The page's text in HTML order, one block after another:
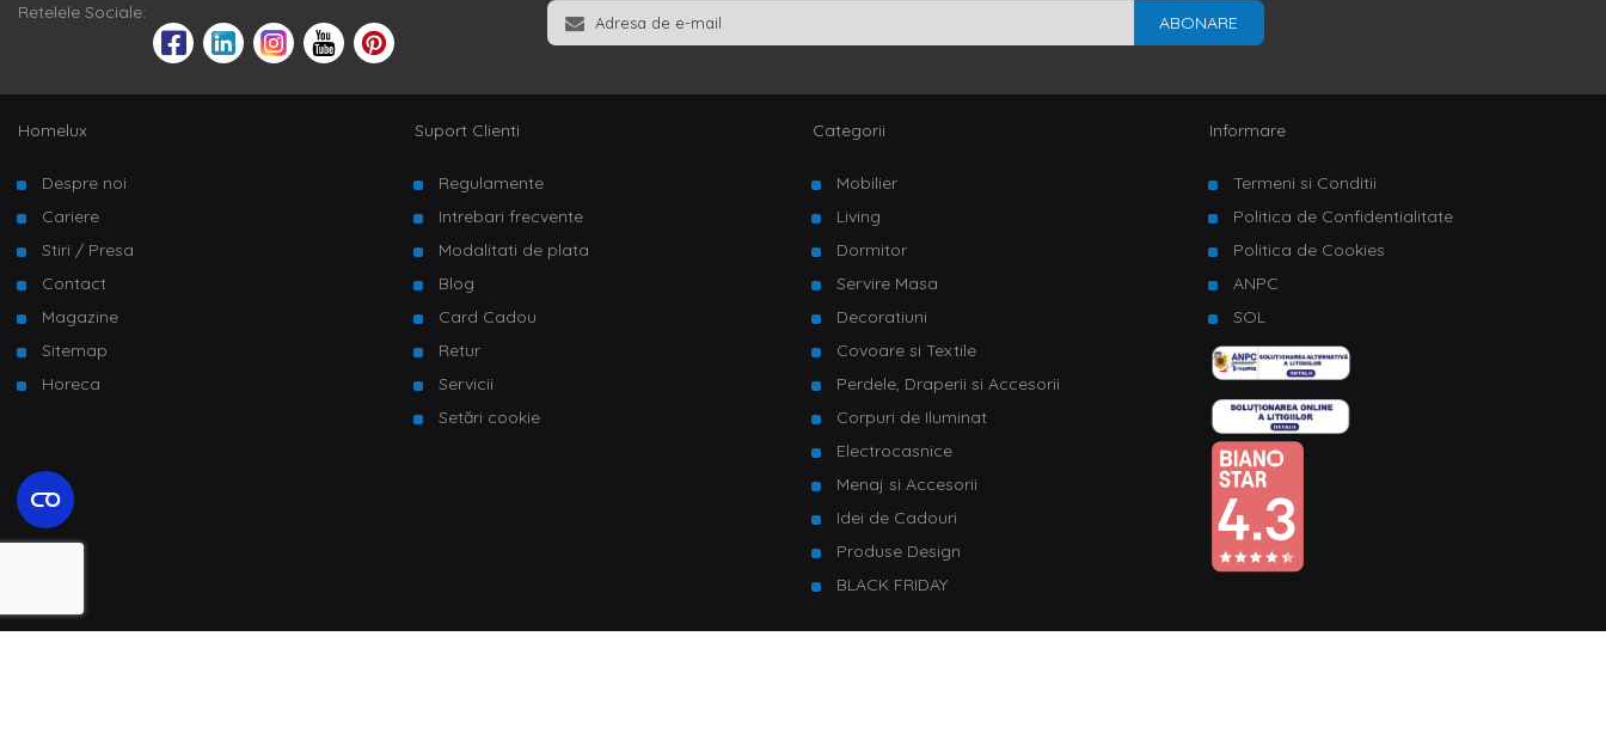
Retelele Sociale:
ABONARE
Homelux
Despre noi
Cariere
Stiri / Presa
Contact
Magazine
Sitemap
Horeca
Suport Clienti
Regulamente
Intrebari frecvente
Modalitati de plata
Blog
Card Cadou
Retur
Servicii
Setări cookie
Categorii
Mobilier
Living
Dormitor
Servire Masa
Decoratiuni
Covoare si Textile
Perdele, Draperii si Accesorii
Corpuri de Iluminat
Electrocasnice
Menaj si Accesorii
Idei de Cadouri
Produse Design
BLACK FRIDAY
Informare
Termeni si Conditii
Politica de Confidentialitate
Politica de Cookies
ANPC
SOL